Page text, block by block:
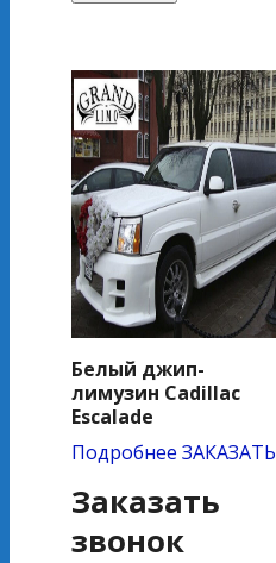
Белый джип-
лимузин Cadillac
Escalade
Подробнее ЗАКАЗАТЬ
Заказать
звонок